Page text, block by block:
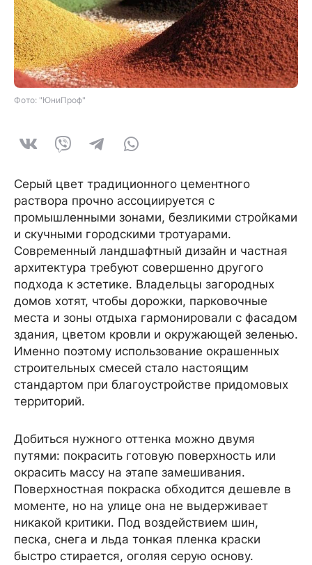
Фото: "ЮниПроф"
Серый цвет традиционного цементного
раствора прочно ассоциируется с
промышленными зонами, безликими стройками
и скучными городскими тротуарами.
Современный ландшафтный дизайн и частная
архитектура требуют совершенно другого
подхода к эстетике. Владельцы загородных
домов хотят, чтобы дорожки, парковочные
места и зоны отдыха гармонировали с фасадом
здания, цветом кровли и окружающей зеленью.
Именно поэтому использование окрашенных
строительных смесей стало настоящим
стандартом при благоустройстве придомовых
территорий.
Добиться нужного оттенка можно двумя
путями: покрасить готовую поверхность или
окрасить массу на этапе замешивания.
Поверхностная покраска обходится дешевле в
моменте, но на улице она не выдерживает
никакой критики. Под воздействием шин,
песка, снега и льда тонкая пленка краски
быстро стирается, оголяя серую основу.